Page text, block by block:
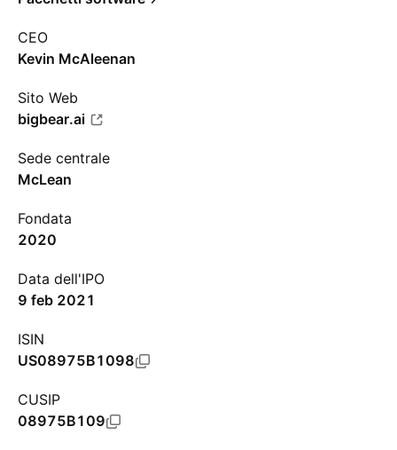
CEO
Kevin McAleenan
Sito Web
bigbear.ai
Sede centrale
McLean
Fondata
2020
Data dell'IPO
9 feb 2021
ISIN
US08975B1098
CUSIP
08975B109